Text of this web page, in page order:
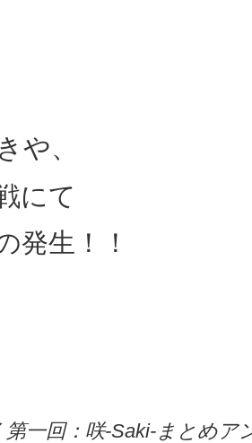
や、
にて
発生！！
第一回：咲-Saki-まとめア